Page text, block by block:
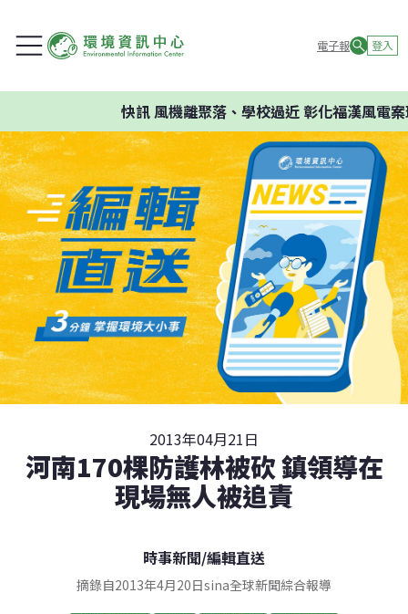
電子報 登入
快訊風機離聚落、學校過近 彰化福漢風電案環
2013年04月21日
河南170棵防護林被砍 鎮領導在
現場無人被追責
時事新聞/編輯直送
摘錄自2013年4月20日sina全球新聞綜合報導